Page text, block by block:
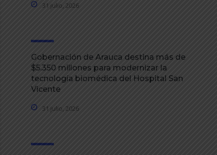
31 julio, 2026
Gobernación de Arauca destina más de
$5.350 millones para modernizar la
tecnología biomédica del Hospital San
Vicente
31 julio, 2026